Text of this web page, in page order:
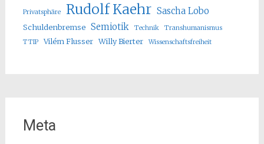
Privatsphäre Rudolf Kaehr Sascha Lobo
Schuldenbremse Semiotik Technik
Transhumanismus
TTIP
Vilém Flusser Willy Bierter Wissenschaftsfreiheit
Meta